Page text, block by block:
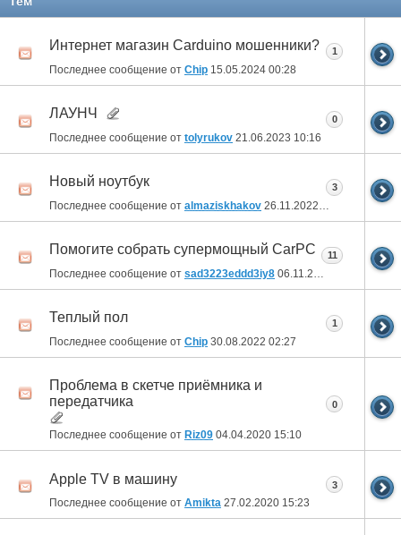
Интернет магазин Carduino мошенники?
Последнее сообщение от Chip 15.05.2024 00:28
1
ЛАУНЧ
Последнее сообщение от tolyrukov 21.06.2023 10:16
0
Новый ноутбук
Последнее сообщение от almaziskhakov 26.11.2022 14:58
3
Помогите собрать супермощный CarPC
Последнее сообщение от sad3223eddd3iy8 06.11.2022
11
Теплый пол
Последнее сообщение от Chip 30.08.2022 02:27
1
Проблема в скетче приёмника и
передатчика
Последнее сообщение от Riz09 04.04.2020 15:10
0
Apple TV в машину
Последнее сообщение от Amikta 27.02.2020 15:23
3